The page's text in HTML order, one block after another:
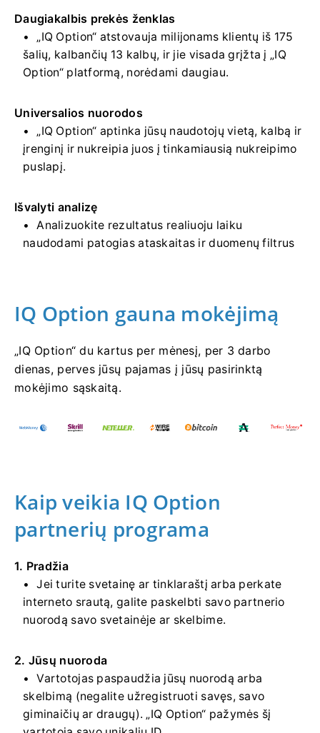
Daugiakalbis prekės ženklas
„IQ Option“ atstovauja milijonams klientų iš 175
šalių, kalbančių 13 kalbų, ir jie visada grįžta į „IQ
Option“ platformą, norėdami daugiau.
Universalios nuorodos
„IQ Option“ aptinka jūsų naudotojų vietą, kalbą ir
įrenginį ir nukreipia juos į tinkamiausią nukreipimo
puslapį.
Išvalyti analizę
Analizuokite rezultatus realiuoju laiku
naudodami patogias ataskaitas ir duomenų filtrus
IQ Option gauna mokėjimą
„IQ Option“ du kartus per mėnesį, per 3 darbo
dienas, perves jūsų pajamas į jūsų pasirinktą
mokėjimo sąskaitą.
Kaip veikia IQ Option
partnerių programa
1. Pradžia
Jei turite svetainę ar tinklaraštį arba perkate
interneto srautą, galite paskelbti savo partnerio
nuorodą savo svetainėje ar skelbime.
2. Jūsų nuoroda
Vartotojas paspaudžia jūsų nuorodą arba
skelbimą (negalite užregistruoti savęs, savo
giminaičių ar draugų). „IQ Option“ pažymės šį